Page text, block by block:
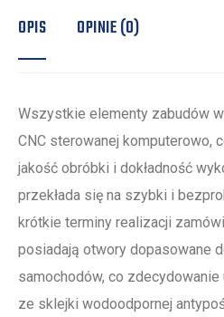
OPIS OPINIE (0)
Wszystkie elementy zabudów
CNC sterowanej komputerowo,
jakość obróbki i dokładność
przekłada się na szybki i
krótkie terminy realizacji
posiadają otwory dopasowane
samochodów, co zdecydowanie
ze sklejki wodoodpornej